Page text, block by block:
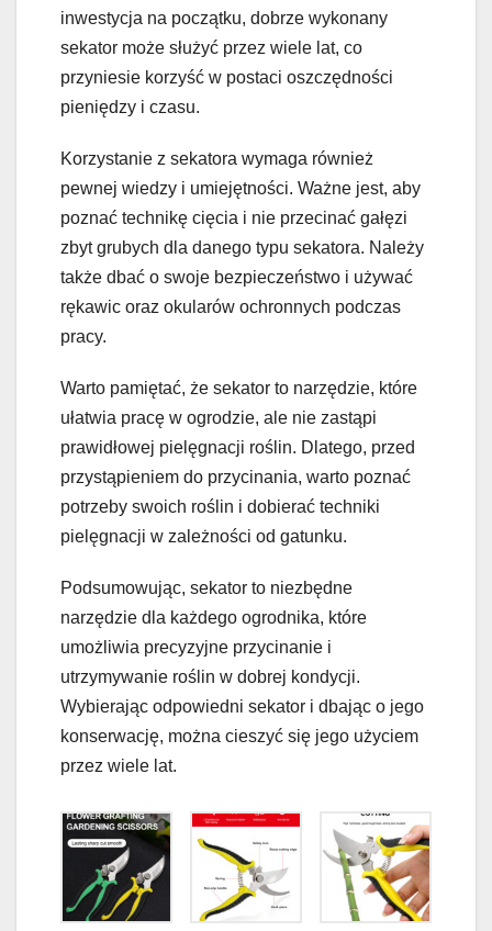
inwestycja na początku, dobrze wykonany
sekator może służyć przez wiele lat, co
przyniesie korzyść w postaci oszczędności
pieniędzy i czasu.
Korzystanie z sekatora wymaga również
pewnej wiedzy i umiejętności. Ważne jest, aby
poznać technikę cięcia i nie przecinać gałęzi
zbyt grubych dla danego typu sekatora. Należy
także dbać o swoje bezpieczeństwo i używać
rękawic oraz okularów ochronnych podczas
pracy.
Warto pamiętać, że sekator to narzędzie, które
ułatwia pracę w ogrodzie, ale nie zastąpi
prawidłowej pielęgnacji roślin. Dlatego, przed
przystąpieniem do przycinania, warto poznać
potrzeby swoich roślin i dobierać techniki
pielęgnacji w zależności od gatunku.
Podsumowując, sekator to niezbędne
narzędzie dla każdego ogrodnika, które
umożliwia precyzyjne przycinanie i
utrzymywanie roślin w dobrej kondycji.
Wybierając odpowiedni sekator i dbając o jego
konserwację, można cieszyć się jego użyciem
przez wiele lat.